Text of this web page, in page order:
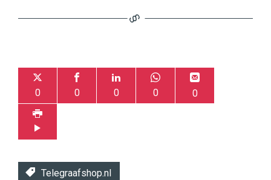
0 0 0 0 0
Telegraafshop.nl